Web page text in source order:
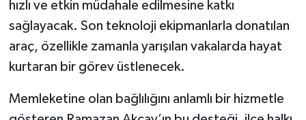
hızlı ve etkin müdahale edilmesine katkı
sağlayacak. Son teknoloji ekipmanlarla donatılan
araç, özellikle zamanla yarışılan vakalarda hayat
kurtaran bir görev üstlenecek.
Memleketine olan bağlılığını anlamlı bir hizmetle
Spor